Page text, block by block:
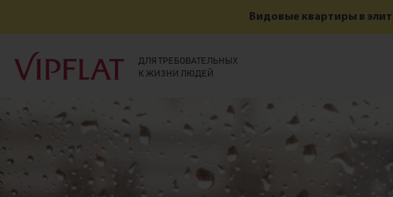
Видовые квартиры в
ДЛЯ ТРЕБОВАТЕЛЬНЫХ
К ЖИЗНИ ЛЮДЕЙ